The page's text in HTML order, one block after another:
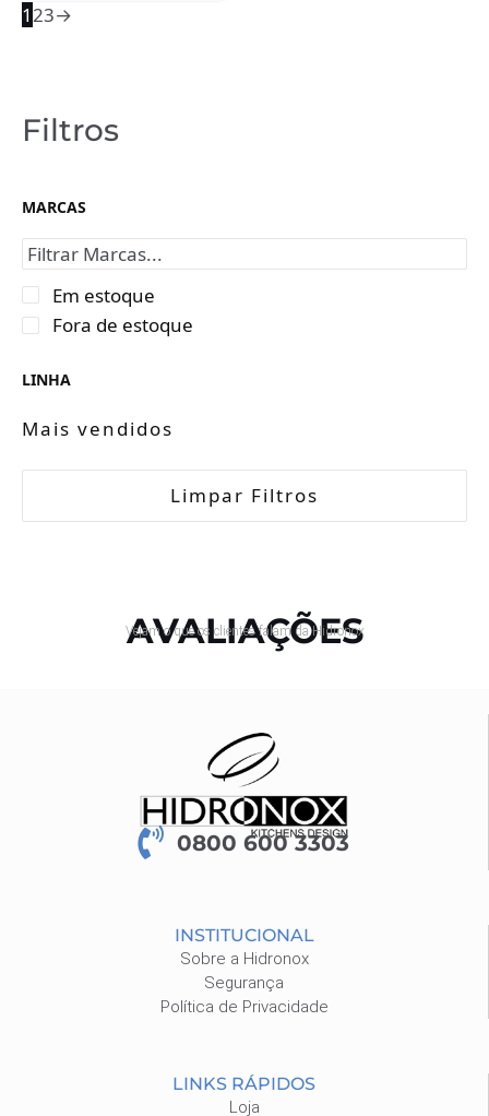
Filtros
MARCAS
Em estoque
Fora de estoque
LINHA
Mais vendidos
Limpar Filtros
123→
AVALIAÇÕES
Vejam o que os clientes falam da Hidronox
0800 600 3303
INSTITUCIONAL
Sobre a Hidronox
Segurança
Política de Privacidade
LINKS RÁPIDOS
Loja